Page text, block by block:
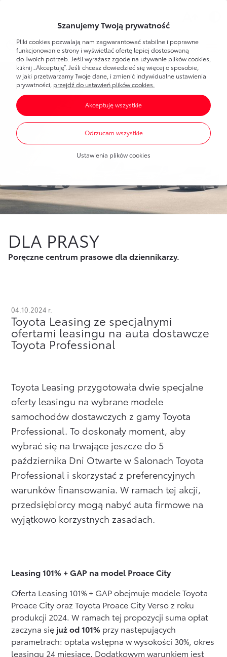
Szanujemy Twoją prywatność
Pliki cookies pozwalają nam zagwarantować stabilne i poprawne
funkcjonowanie strony i wyświetlać ofertę lepiej dostosowaną
do Twoich potrzeb. Jeśli wyrażasz zgodę na używanie plików cookies,
kliknij „Akceptuję”. Jeśli chcesz dowiedzieć się więcej o sposobie,
w jaki przetwarzamy Twoje dane, i zmienić indywidualne ustawienia
prywatności, przejdź do ustawień plików cookies.
Akceptuję wszystkie
Odrzucam wszystkie
Ustawienia plików cookies
Dla Ciebie
Produktydla każdego
Konta bankowe
Finansowanie Toyoty
Finansowanie Lexusa
Ubezpieczenia
Dla Firmy
Finansowanie Lexusa
Finansowanie aut dostawczych
Finansowanie Floty
Konta firmowe
ToyotaBank
Poznaj Bankowość Elektroniczną
Pierwsze logowanie
Umawianie wizyt w banku
Oprocentowanie
Mobilna Autoryzacja
ToyotaLeasing
Poznaj Portal Klienta
Zawarcie umowy online
Sprawdź również
Opłaty i prowizje
Dokumenty
Bezpieczeństwo
Często zadawane pytania
Wirtualny Doradca
Formularz kontaktowy
Zobacz wszystkie
Strefa klienta
ToyotaBank
ToyotaLeasing
DLA PRASY
Poręczne centrum prasowe dla dziennikarzy.
04.10.2024 r.
Toyota Leasing ze specjalnymi
ofertami leasingu na auta dostawcze
Toyota Professional
Toyota Leasing przygotowała dwie specjalne
oferty leasingu na wybrane modele
samochodów dostawczych z gamy Toyota
Professional. To doskonały moment, aby
wybrać się na trwające jeszcze do 5
października Dni Otwarte w Salonach Toyota
Professional i skorzystać z preferencyjnych
warunków finansowania. W ramach tej akcji,
przedsiębiorcy mogą nabyć auta firmowe na
wyjątkowo korzystnych zasadach.
Leasing 101% + GAP na model Proace City
Oferta Leasing 101% + GAP obejmuje modele Toyota
Proace City oraz Toyota Proace City Verso z roku
produkcji 2024. W ramach tej propozycji suma opłat
zaczyna się już od 101% przy następujących
parametrach: opłata wstępna w wysokości 30%, okres
leasingu 24 miesiące. Dodatkowym warunkiem jest